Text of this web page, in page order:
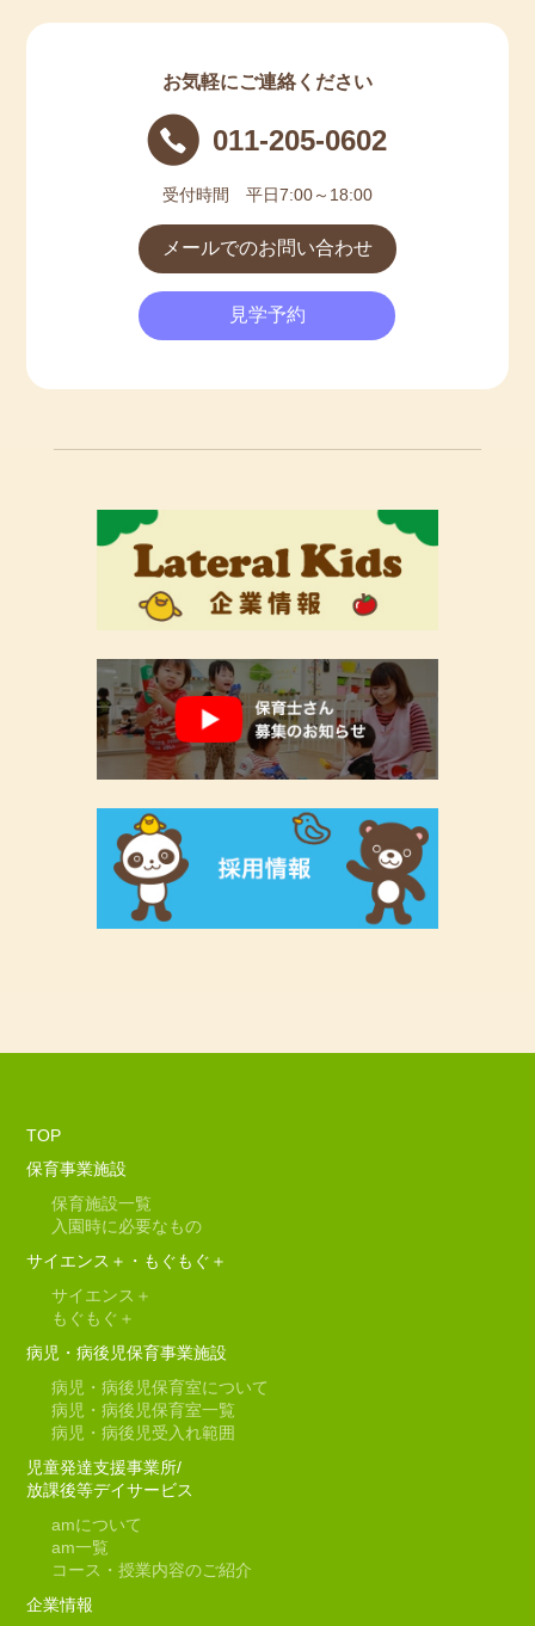
お気軽にご連絡ください
011-205-0602
受付時間 平日7:00～18:00
メールでのお問い合わせ
見学予約
TOP
保育事業施設
保育施設一覧
入園時に必要なもの
サイエンス＋・もぐもぐ＋
サイエンス＋
もぐもぐ＋
病児・病後児保育事業施設
病児・病後児保育室について
病児・病後児保育室一覧
病児・病後児受入れ範囲
児童発達支援事業所/
放課後等デイサービス
amについて
am一覧
コース・授業内容のご紹介
企業情報